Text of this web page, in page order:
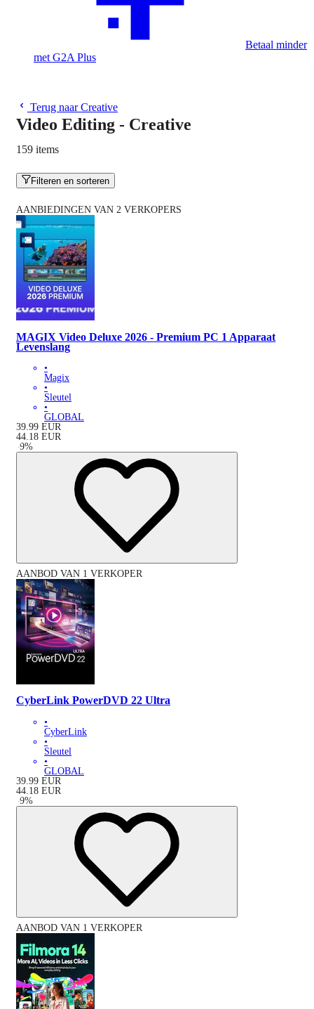
Betaal minder
met G2A Plus
Terug naar Creative
Video Editing - Creative
159 items
Filteren en sorteren
AANBIEDINGEN VAN 2 VERKOPERS
MAGIX Video Deluxe 2026 - Premium PC 1 Apparaat
Levenslang
•
Magix
•
Sleutel
•
GLOBAL
39.99 EUR
44.18 EUR
-9%
AANBOD VAN 1 VERKOPER
CyberLink PowerDVD 22 Ultra
•
CyberLink
•
Sleutel
•
GLOBAL
39.99 EUR
44.18 EUR
-9%
AANBOD VAN 1 VERKOPER